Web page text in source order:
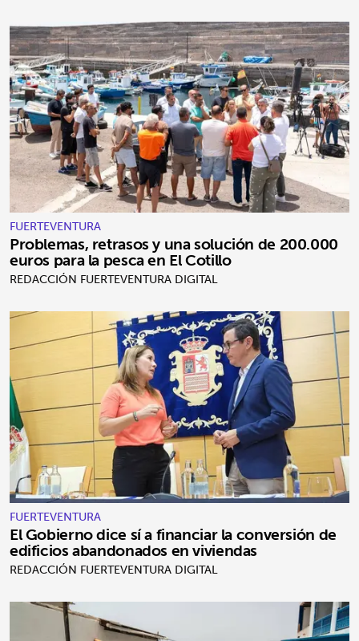
FUERTEVENTURA
Problemas, retrasos y una solución de 200.000
euros para la pesca en El Cotillo
REDACCIÓN FUERTEVENTURA DIGITAL
FUERTEVENTURA
El Gobierno dice sí a financiar la conversión de
edificios abandonados en viviendas
REDACCIÓN FUERTEVENTURA DIGITAL